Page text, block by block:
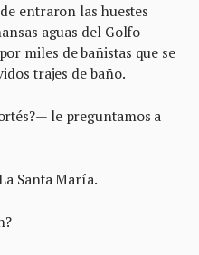
entraron las huestes
aguas del Golfo
miles de bañistas que se
trajes de baño.
le preguntamos a
Santa María.